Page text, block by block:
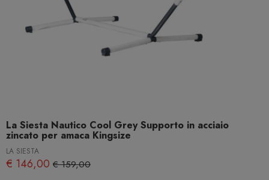
La Siesta Nautico Cool Grey Supporto in acciaio
zincato per amaca Kingsize
LA SIESTA
€ 146,00 € 159,00